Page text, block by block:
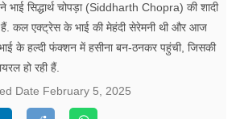
भाई सिद्धार्थ चोपड़ा (Siddharth Chopra) की शादी
हैं. कल एक्ट्रेस के भाई की मेहंदी सेरेमनी थी और आज
के हल्दी फंक्शन में हसीना बन-ठनकर पहुंची, जिसकी
हो रही हैं.
Date February 5, 2025